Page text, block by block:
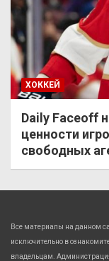
ХОККЕЙ
Daily Faceoff
ценности
свободных
Все материалы на данном
исключительно в
владельцам.